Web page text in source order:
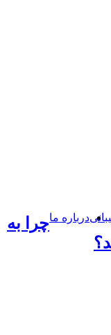
درباره ماچرا به